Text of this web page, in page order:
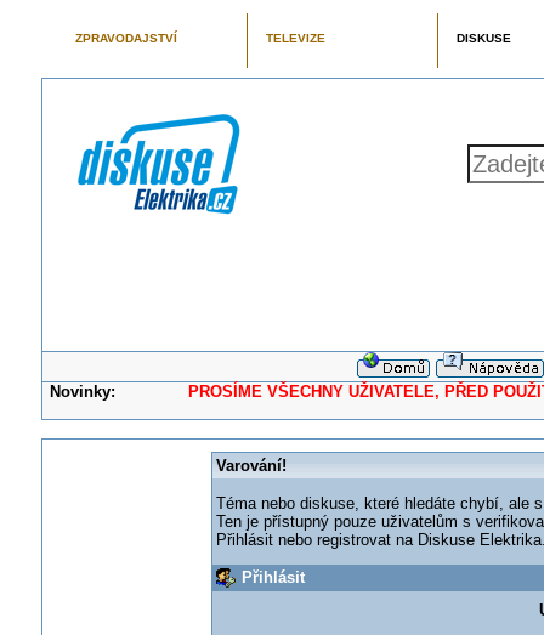
ZPRAVODAJSTVÍ TELEVIZE DISKUSE
Novinky: PROSÍME VŠECHNY UŽIVATELE, PŘED
Varování!
Téma nebo diskuse, které hledáte chybí, ale
Ten je přístupný pouze uživatelům s
Přihlásit nebo registrovat na Diskuse
Přihlásit